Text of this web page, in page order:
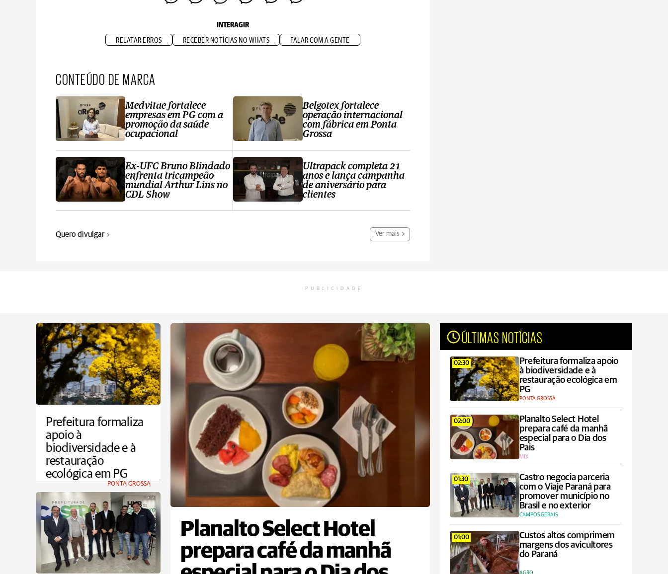
INTERAGIR
RELATAR ERROS RECEBER NOTÍCIAS NO WHATS FALAR COM A GENTE
CONTEÚDO DE MARCA
Medvitae fortalece
empresas em PG com a
promoção da saúde
ocupacional
Ex-UFC Bruno Blindado
enfrenta tricampeão
mundial Arthur Lins no
CDL Show
Belgotex fortalece
operação internacional
com fábrica em Ponta
Grossa
Ultrapack completa 21
anos e lança campanha
de aniversário para
clientes
Quero divulgar Ver mais
PUBLICIDADE
Prefeitura formaliza
apoio à
biodiversidade e à
restauração
ecológica em PG
PONTA GROSSA
Planalto Select Hotel
prepara café da manhã
ÚLTIMAS NOTÍCIAS
02:30
Prefeitura formaliza apoio
à biodiversidade e à
restauração ecológica em
PG
PONTA GROSSA
02:00
Planalto Select Hotel
prepara café da manhã
especial para o Dia dos
Pais
MIX
01:30
Castro negocia parceria
com o Viaje Paraná para
promover município no
Brasil e no exterior
CAMPOS GERAIS
01:00
Custos altos comprimem
margens dos avicultores
do Paraná
AGRO